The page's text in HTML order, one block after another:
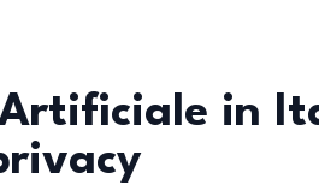
in